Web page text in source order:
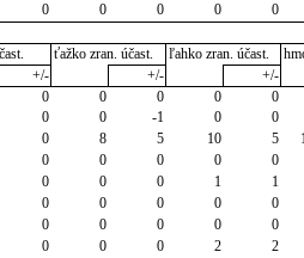
0
0 0 0 0
ťažko zran. účast. ľahko zran. účast.
+/-
+/- +/-
0
0 0 0 0
0
0 -1 0 0
0
8 5 10 5
0
0 0 0 0
0
0 0 1 1
0
0 0 0 0
0
0 0 0 0
0
0 0 2 2